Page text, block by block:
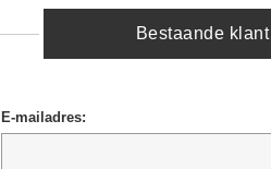
Bestaande klant
E-mailadres: